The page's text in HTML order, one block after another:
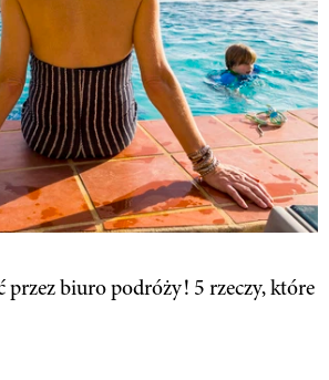
przez biuro podróży! 5 rzeczy, które